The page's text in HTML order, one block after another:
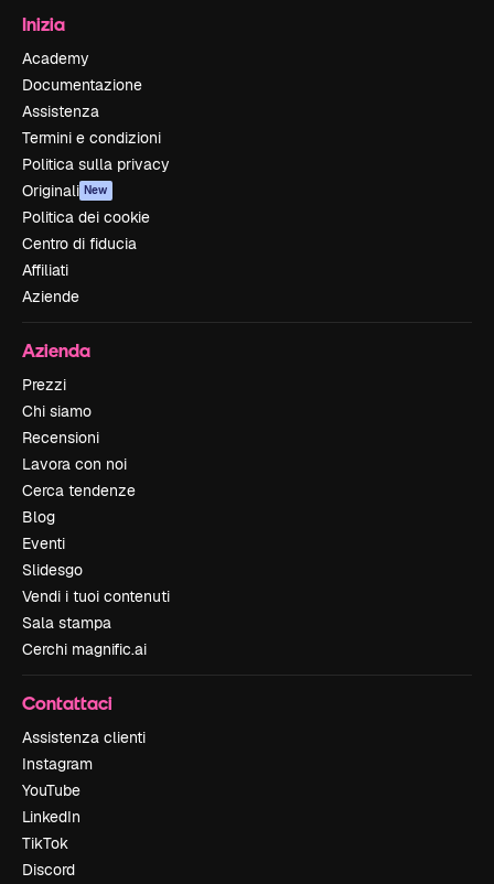
Inizia
Academy
Documentazione
Assistenza
Termini e condizioni
Politica sulla privacy
Originali New
Politica dei cookie
Centro di fiducia
Affiliati
Aziende
Azienda
Prezzi
Chi siamo
Recensioni
Lavora con noi
Cerca tendenze
Blog
Eventi
Slidesgo
Vendi i tuoi contenuti
Sala stampa
Cerchi magnific.ai
Contattaci
Assistenza clienti
Instagram
YouTube
LinkedIn
TikTok
Discord